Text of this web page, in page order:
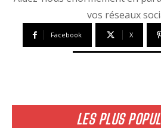
LES PLUS
vos réseaux
Facebook X